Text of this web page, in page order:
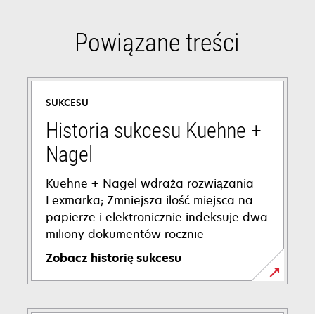
Powiązane treści
SUKCESU
Historia sukcesu Kuehne +
Nagel
Kuehne + Nagel wdraża rozwiązania
Lexmarka; Zmniejsza ilość miejsca na
papierze i elektronicznie indeksuje dwa
miliony dokumentów rocznie
Zobacz historię sukcesu
opens
in